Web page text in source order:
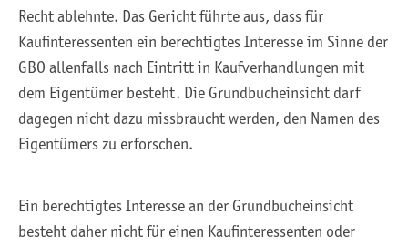
Recht ablehnte. Das Gericht führte aus, dass für
Kaufinteressenten ein berechtigtes Interesse im Sinne der
GBO allenfalls nach Eintritt in Kaufverhandlungen mit
dem Eigentümer besteht. Die Grundbucheinsicht darf
dagegen nicht dazu missbraucht werden, den Namen des
Eigentümers zu erforschen.
Ein berechtigtes Interesse an der Grundbucheinsicht
besteht daher nicht für einen Kaufinteressenten oder